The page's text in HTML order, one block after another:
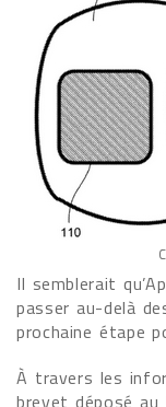
Il semblerait
passer au-delà
prochaine étape
À travers les
brevet déposé